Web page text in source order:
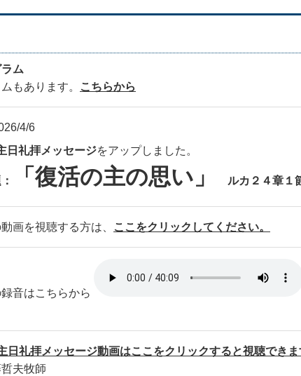
ム
もあります。
こちらから
4/6
日礼拝メッセージをアップしました。
「復活の主の思い」 ルカ２４章１
画を視聴する方は、 ここをクリックしてください。
音はこちらから
日礼拝メッセージ動画はここをクリックすると視聴できま
夫牧師